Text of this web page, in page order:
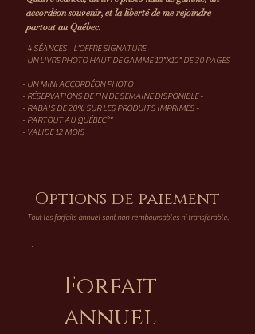
accordéon souvenir, et la liberté de me rejoindre
partout au Québec.
- 4 SÉANCES - L'OFFRE SIGNATURE -
- UN LIVRE PHOTO HAUT DE GAMME 10"X10" DE 30 PAGES
-
- UN MINI ACCORDÉON PHOTO
- RÉSERVATIONS DE FIN DE SEMAINE DISPONIBLE -
- RABAIS DE 20% SUR LES PRODUITS IMPRIMÉS -
- PARTOUT AU QUÉBEC**
- VALIDE 12 MOIS
Options de paiement
Tout les forfaits annuel sont non-remboursables ni transferable.
Forfait
annuel